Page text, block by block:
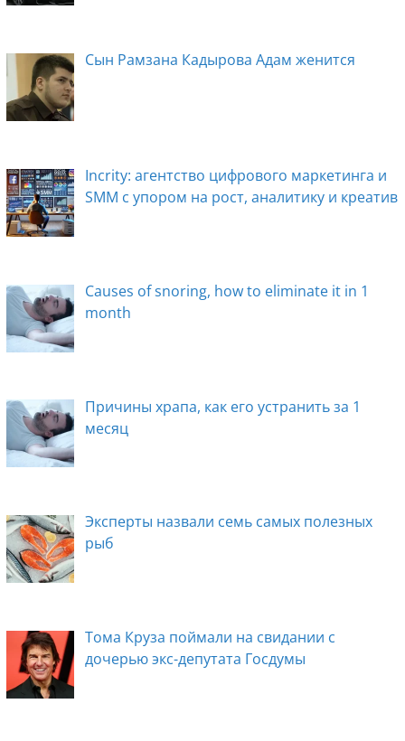
k ni
Сын Рамзана Кадырова Адам женится
Incrity: агентство цифрового маркетинга и
SMM с упором на рост, аналитику и креатив
Causes of snoring, how to eliminate it in 1
month
Причины храпа, как его устранить за 1
месяц
Эксперты назвали семь самых полезных
рыб
Тома Круза поймали на свидании с
дочерью экс-депутата Госдумы